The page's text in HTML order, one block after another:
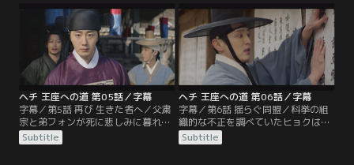
では王の前で老論派の重臣たちが科
挙の替え玉となったクムの行動を非
難していた。クムが司憲府で証人と
なったのはタンを陥れ、弟のフォン
を王位につかせるためだと考える重
臣たち。
る。しかしそのことが司憲府の監察
ハン・ジョンソクを追い詰めること
になり、ジョンソクはクムに嘘の証
言をさせた罪で司憲府に連行さてし
まう。
ヘチ 王座への道 第05話／字幕
字幕／第5話 再び 生きた者へ／父粛
宗と弟フォンが死に悲しみに暮れる
クムは、王になれば力を得られたか
もとミン・ジノンに言われ王を目指
Subtitle
ヘチ 王座への道 第06話／字幕
字幕／第6話 揺らぐ同盟／科挙の組
織的な不正を調べていたヒョクは、
司憲府の高官に調査をやめるよう言
われる。また科挙に合格できなかっ
Subtitle